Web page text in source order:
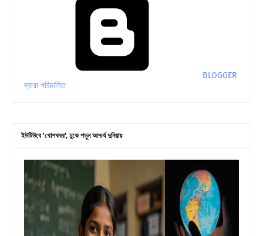
BLOGGER
দ্বারা পরিচালিত
ইউটিউবে 'খোশখবর', ঢুকে পড়ুন আশ্চর্য দুনিয়ায়